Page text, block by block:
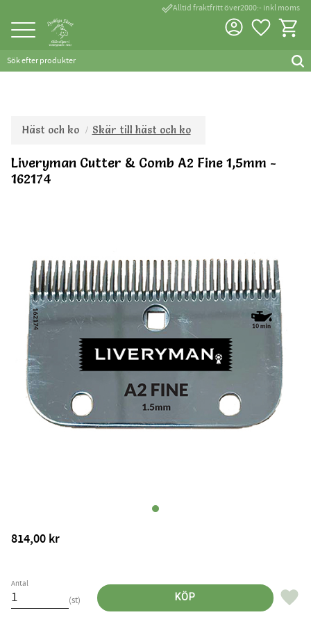
Meny
done_outlineAlltid fraktfritt över2000:- inkl moms
Favoriter
Häst och ko Skär till häst och ko
Liveryman Cutter & Comb A2 Fine 1,5mm -
162174
814,00 kr
Antal
st KÖP Lägg